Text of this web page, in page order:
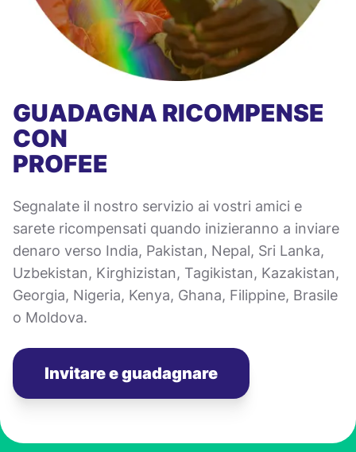
GUADAGNA RICOMPENSE
CON
PROFEE
Segnalate il nostro servizio ai vostri amici e
sarete ricompensati quando inizieranno a inviare
denaro verso India, Pakistan, Nepal, Sri Lanka,
Uzbekistan, Kirghizistan, Tagikistan, Kazakistan,
Georgia, Nigeria, Kenya, Ghana, Filippine, Brasile
o Moldova.
Invitare e guadagnare